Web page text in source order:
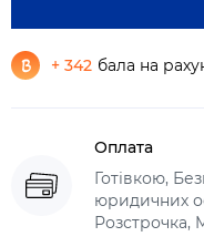
+ 342 бала на
Оплата
Готівкою,
юридичних
Розстрочка,